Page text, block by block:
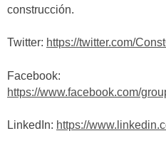
construcción.
Twitter: https://twitter.com/
Facebook:
https://www.facebook.com/
LinkedIn: https://